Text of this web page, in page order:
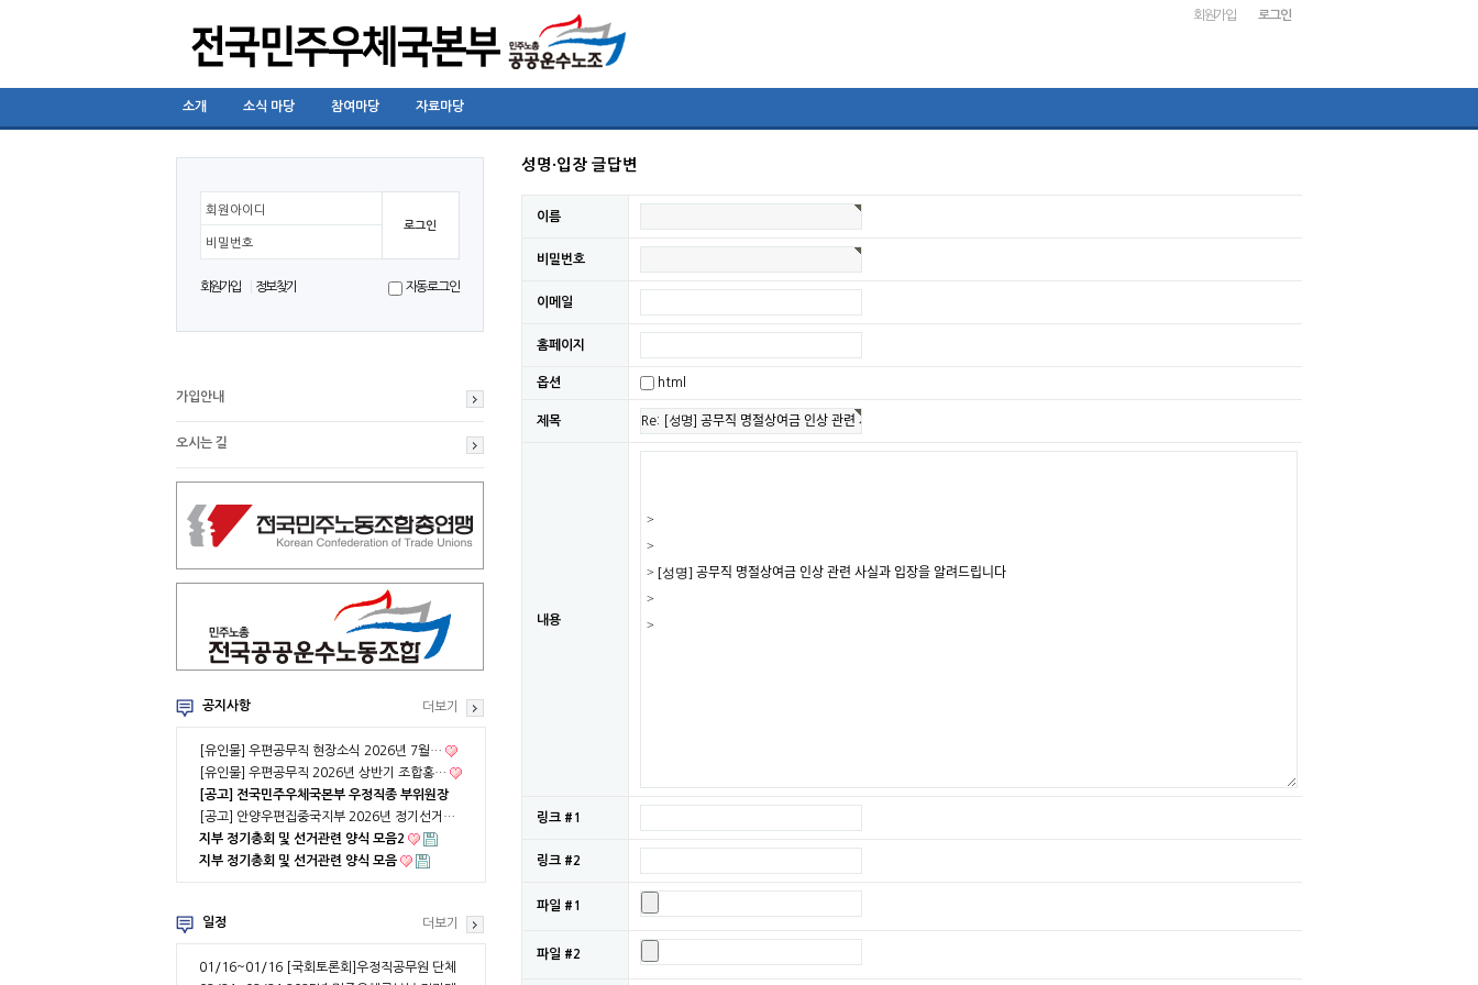
회원가입 로그인
소개 소식 마당 참여마당 자료마당
회원아이디
비밀번호
회원가입 정보찾기 자동로그인
가입안내
오시는 길
공지사항
[유인물] 우편공무직 현장소식 2026년 7월…
[유인물] 우편공무직 2026년 상반기 조합홍…
[공고] 전국민주우체국본부 우정직종 부위원장
…[공고] 안양우편집중국지부 2026년 정기선거…
지부 정기총회 및 선거관련 양식 모음2
지부 정기총회 및 선거관련 양식 모음
더보기
일정
01/16~01/16[국회토론회]우정직공무원 단체
더보기
성명·입장 글답변
이름
비밀번호
이메일
홈페이지
옵션 html
제목
내용
링크 #1
링크 #2
파일 #1
파일 #2